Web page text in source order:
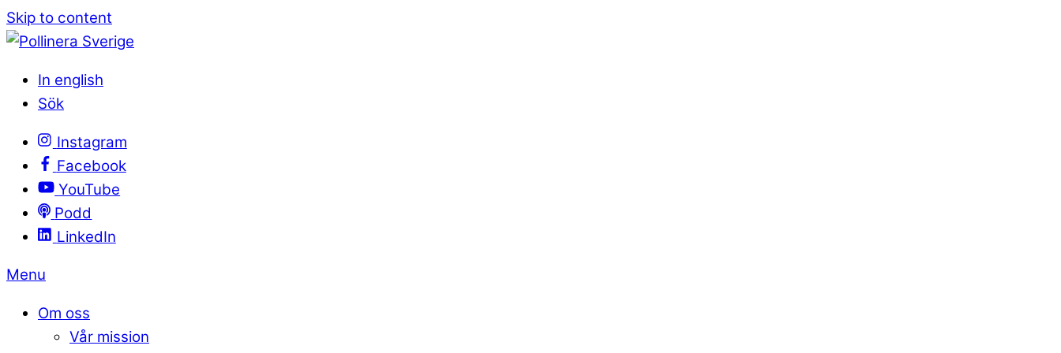
Skip to content
In english
Sök
Instagram
Facebook
YouTube
Podd
LinkedIn
Menu
Om oss
Vår mission